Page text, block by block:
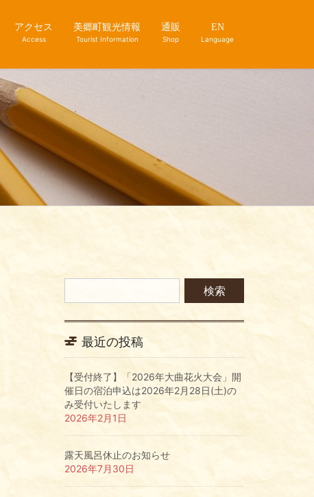
アクセス
Access
美郷町観光情報
Tourist Information
通販
Shop
EN
Language
最近の投稿
【受付終了】「2026年大曲花火大会」開
催日の宿泊申込は2026年2月28日(土)の
み受付いたします
2026年2月1日
露天風呂休止のお知らせ
2026年7月30日